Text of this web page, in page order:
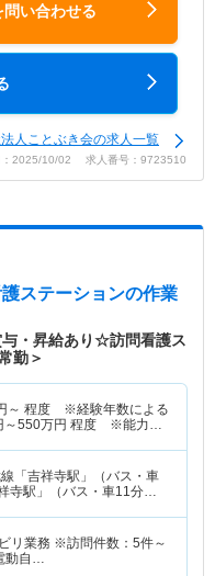
問い合わせる
人ことぶき会の求人一覧
：2025/10/02 求人番号：9723510
ステーションの作業
・昇給あり☆訪問看護ス
勤＞
～ 程度 ※経験年数による
～550万円 程度 ※能力・
線「吉祥寺駅」（バス・車
寺駅」（バス・車11分）
リ業務 ※訪問件数：5件～
動自…